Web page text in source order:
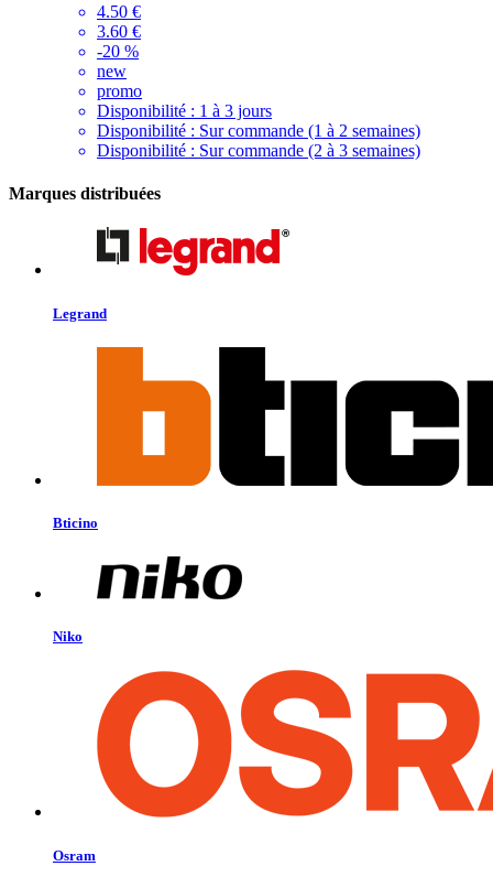
4.50 €
3.60 €
-20 %
new
promo
Disponibilité : 1 à 3 jours
Disponibilité : Sur commande (1 à 2 semaines)
Disponibilité : Sur commande (2 à 3 semaines)
Marques distribuées
Legrand
Bticino
Niko
Osram